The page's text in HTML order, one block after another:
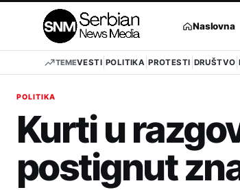
Naslovna
TEMEVESTI POLITIKA PROTESTI DRUŠTVO
POLITIKA
Kurti u
postignut